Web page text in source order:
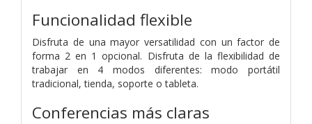
Funcionalidad flexible
Disfruta de una mayor versatilidad con un factor de
forma 2 en 1 opcional. Disfruta de la flexibilidad de
trabajar en 4 modos diferentes: modo portátil
tradicional, tienda, soporte o tableta.
Conferencias más claras